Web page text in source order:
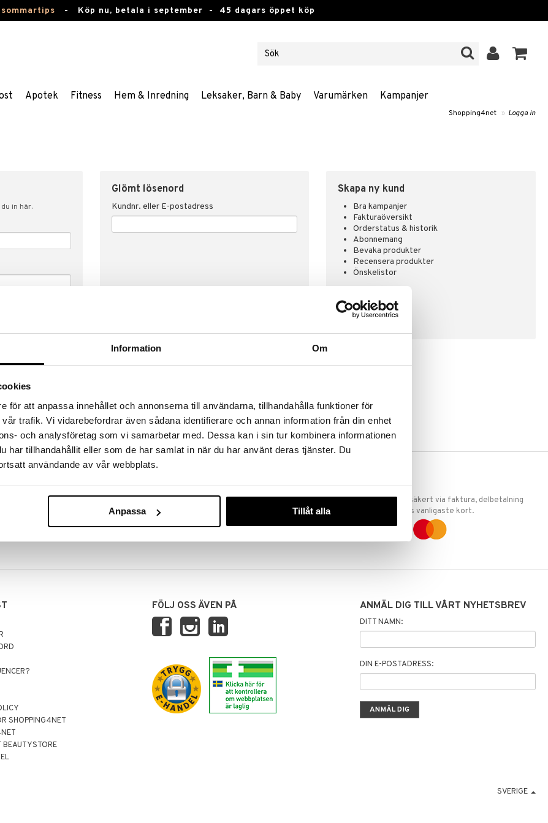
Information Om
för att anpassa innehållet och annonserna till användarna, tillhandahålla funktioner för
trafik. Vi vidarebefordrar även sådana identifierare och annan information från din enhet
och analysföretag som vi samarbetar med. Dessa kan i sin tur kombinera informationen
har tillhandahållit eller som de har samlat in när du har använt deras tjänster. Du
användande av vår webbplats.
Anpassa Tillåt alla
- Köp nu, betala i september - 45 dagars öppet köp
Apotek Fitness Hem & Inredning Leksaker, Barn & Baby Varumärken Kampanjer
Shopping4net » Logga in
in här.
Glömt lösenord
Kundnr. eller E-postadress
Skapa ny kund
Bra kampanjer
Fakturaöversikt
Orderstatus & historik
Abonnemang
Bevaka produkter
Recensera produkter
Önskelistor
SKAPA KUND
före 14:00 (gäller varor i lager)
GODKÄND AV LÄKEMEDELSVERKET
EU-logotypen är symbolen som visar att vi är
godkända av Läkemedelsverket gällande
TRYGGA KÖP
Handla tryggt & säkert via faktura, delbetalning
eller marknadens vanligaste kort.
SHOPPING4NET
BEAUTYSTORE
FÖLJ OSS ÄVEN PÅ ANMÄL DIG TILL VÅRT NYHETSBREV
DITT NAMN:
DIN E-POSTADRESS:
SVERIGE